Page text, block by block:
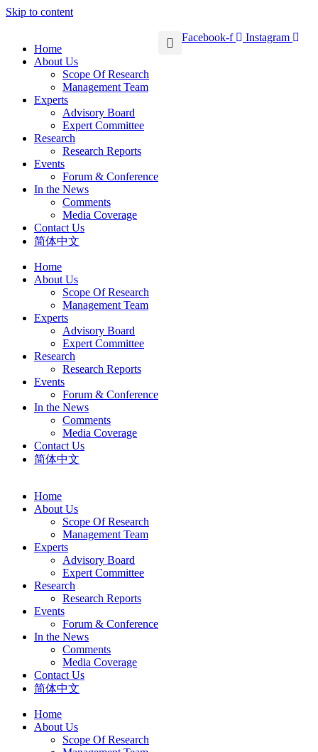
Skip to content
Home
About Us
Scope Of Research
Management Team
Experts
Advisory Board
Expert Committee
Research
Research Reports
Events
Forum & Conference
In the News
Comments
Media Coverage
Contact Us
简体中文
Home
About Us
Scope Of Research
Management Team
Experts
Advisory Board
Expert Committee
Research
Research Reports
Events
Forum & Conference
In the News
Comments
Media Coverage
Contact Us
简体中文
Facebook-f Instagram
Home
About Us
Scope Of Research
Management Team
Experts
Advisory Board
Expert Committee
Research
Research Reports
Events
Forum & Conference
In the News
Comments
Media Coverage
Contact Us
简体中文
Home
About Us
Scope Of Research